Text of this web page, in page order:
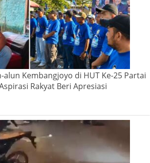
Kembangjoyo di HUT Ke-25 Partai
Rakyat Beri Apresiasi